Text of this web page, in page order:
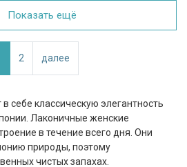
ещё
2 далее
себе классическую элегантность
Лаконичные женские
в течение всего дня. Они
природы, поэтому
чистых запахах.